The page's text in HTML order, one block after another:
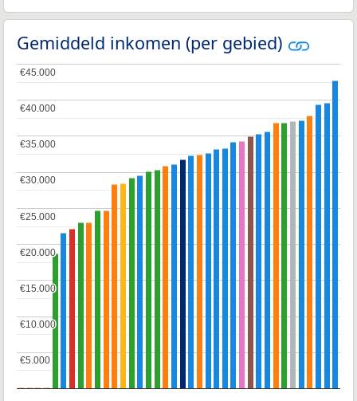
Gemiddeld inkomen (per gebied)
€5.000
€5.000
€10.000
€10.000
€15.000
€15.000
€20.000
€20.000
€25.000
€25.000
€30.000
€30.000
€35.000
€35.000
€40.000
€40.000
€45.000
€45.000